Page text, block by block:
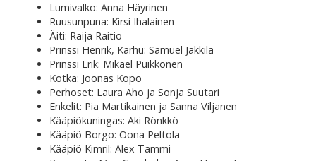
Lumivalko: Anna Häyrinen
Ruusunpuna: Kirsi Ihalainen
Äiti: Raija Raitio
Prinssi Henrik, Karhu: Samuel Jakkila
Prinssi Erik: Mikael Puikkonen
Kotka: Joonas Kopo
Perhoset: Laura Aho ja Sonja Suutari
Enkelit: Pia Martikainen ja Sanna Viljanen
Kääpiökuningas: Aki Rönkkö
Kääpiö Borgo: Oona Peltola
Kääpiö Kimril: Alex Tammi